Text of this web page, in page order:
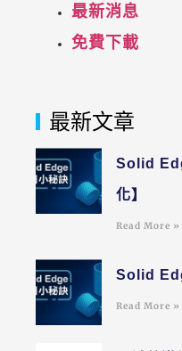
最新消息
免費下載
最新文章
Solid
化】
Read More »
Solid
Read More »